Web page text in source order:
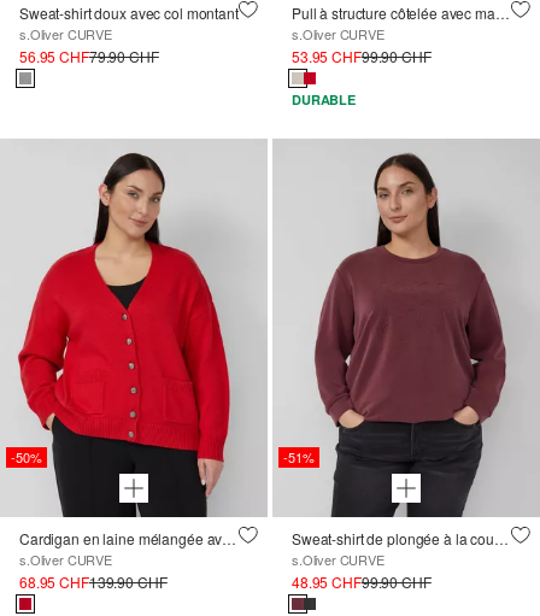
Sweat-shirt doux avec col montant
s.Oliver CURVE
56.95 CHF79.90 CHF
Pull à structure côtelée avec manches chauve-souris
s.Oliver CURVE
53.95 CHF99.90 CHF
DURABLE
-50%
Cardigan en laine mélangée avec boutons métalliques
s.Oliver CURVE
68.95 CHF139.90 CHF
-51%
Sweat-shirt de plongée à la coupe décontractée avec gaufrage
s.Oliver CURVE
48.95 CHF99.90 CHF